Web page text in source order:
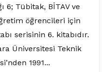
6; Tübitak, BİTAV ve
öğrencileri için
serisinin 6. kitabıdır.
Üniversitesi Teknik
1991...